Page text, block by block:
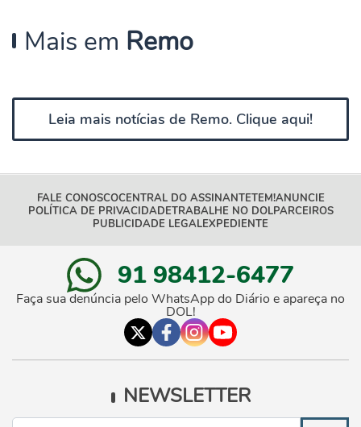
Mais em Remo
Leia mais notícias de Remo. Clique aqui!
FALE CONOSCOCENTRAL DO ASSINANTETEM!ANUNCIE
POLÍTICA DE PRIVACIDADETRABALHE NO DOLPARCEIROS
PUBLICIDADE LEGALEXPEDIENTE
91 98412-6477
Faça sua denúncia pelo WhatsApp do Diário e apareça no
DOL!
NEWSLETTER